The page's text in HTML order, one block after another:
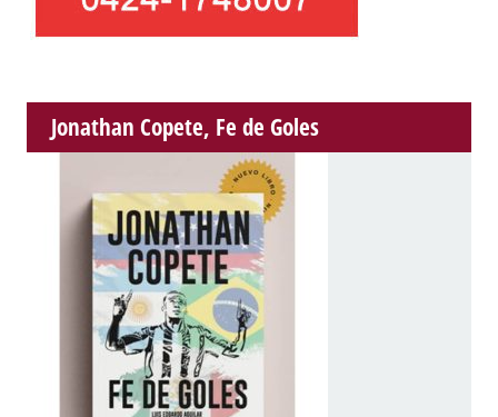
Jonathan Copete, Fe de Goles